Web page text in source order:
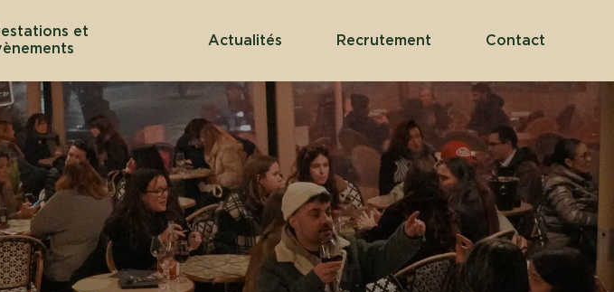
et
Actualités Recrutement Contact